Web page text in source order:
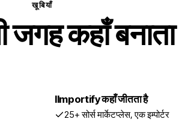
खूबियाँ
कहाँ
IImportify कहाँ जीतता है
25+ सोर्स मार्केटप्लेस, एक इम्पोर्टर